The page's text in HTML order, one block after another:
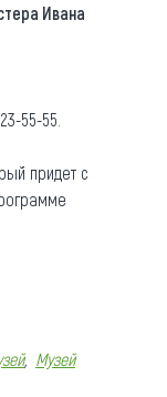
Ивана
55-55.
придет с
, Музей